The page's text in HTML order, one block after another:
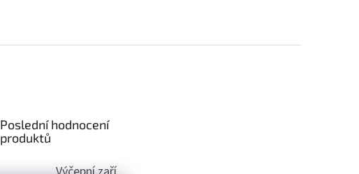
Poslední hodnocení
produktů